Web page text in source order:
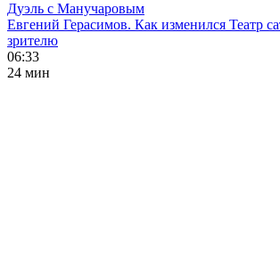
Дуэль с Манучаровым
Евгений Герасимов. Как изменился Театр
зрителю
06:33
24 мин